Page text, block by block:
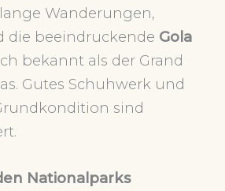
Wanderungen,
die beeindruckende Gola
bekannt als der Grand
Gutes Schuhwerk und
sind
Nationalparks